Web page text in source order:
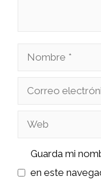
Nombre
Correo
Web
Guarda mi
en este